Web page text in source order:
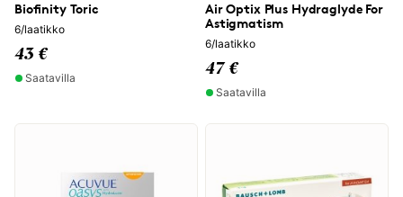
Biofinity Toric
6/laatikko
43 €
Saatavilla
Air Optix Plus Hydraglyde For
Astigmatism
6/laatikko
47 €
Saatavilla